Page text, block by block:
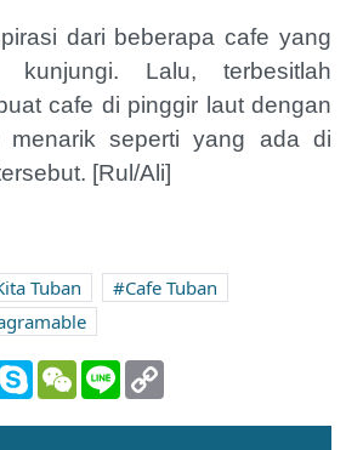
dari beberapa cafe yang
kunjungi. Lalu, terbesitlah
cafe di pinggir laut dengan
menarik seperti yang ada di
[Rul/Ali]
Tuban
Cafe Tuban
SkypeWeChatLine
Melon Menjadi Kerdil